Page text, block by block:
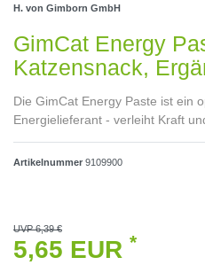
H. von Gimborn GmbH
GimCat Energy
Katzensnack,
Die GimCat Energy Paste ist ein
Energielieferant - verleiht Kraft
Artikelnummer 9109900
UVP 6,39 €
5,65 EUR *